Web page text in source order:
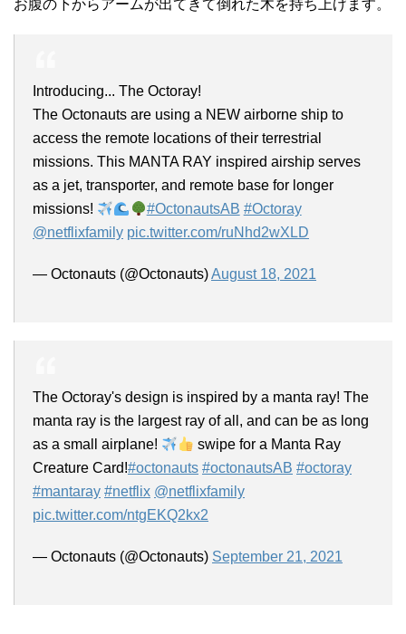
お腹の下からアームが出てきて倒れた木を持ち上げます。
Introducing... The Octoray!
The Octonauts are using a NEW airborne ship to
access the remote locations of their terrestrial
missions. This MANTA RAY inspired airship serves
as a jet, transporter, and remote base for longer
missions!
#OctonautsAB #Octoray
@netflixfamily pic.twitter.com/ruNhd2wXLD
— Octonauts (@Octonauts)August 18, 2021
The Octoray's design is inspired by a manta ray! The
manta ray is the largest ray of all, and can be as long
as a small airplane!
swipe for a Manta Ray
Creature Card!#octonauts #octonautsAB #octoray
#mantaray #netflix @netflixfamily
pic.twitter.com/ntgEKQ2kx2
— Octonauts (@Octonauts) September 21, 2021